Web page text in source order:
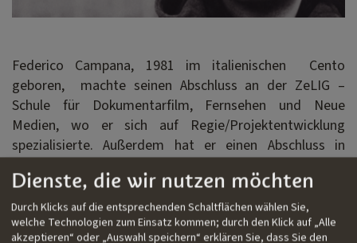
Federico Campana, 1981 im italienischen Cento
geboren, machte seinen Abschluss an der ZeLIG –
Schule für Dokumentarfilm, Fernsehen und Neue
Medien, wo er sich auf Regie/Projektentwicklung
spezialisierte. Außerdem hat er einen Abschluss in
Komposition vom Konservatorium Claudio Monteverdi
in Bozen und in Komposition vom Konservatorium F. A.
Bonporti in Trient. Er hat zahlreiche Filmmusiken
Dienste, die wir nutzen möchten
Durch Klicks auf die entsprechenden Schaltflächen wählen Sie,
welche Technologien zum Einsatz kommen; durch den Klick auf „Alle
akzeptieren“ oder „Auswahl speichern“ erklären Sie, dass Sie den